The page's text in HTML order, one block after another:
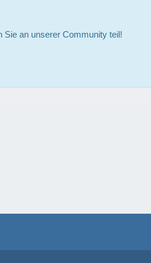
Sie an unserer Community teil!